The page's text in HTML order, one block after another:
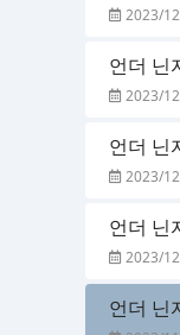
2023/
언더 닌
2023/
언더 닌
2023/
언더 닌
2023/
언더 닌